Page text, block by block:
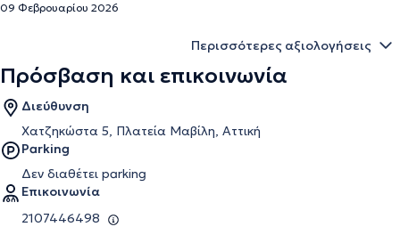
09 Φεβρουαρίου 2026
Περισσότερες αξιολογήσεις
Πρόσβαση και επικοινωνία
Διεύθυνση
Χατζηκώστα 5, Πλατεία Μαβίλη, Αττική
Parking
Δεν διαθέτει parking
Επικοινωνία
2107446498